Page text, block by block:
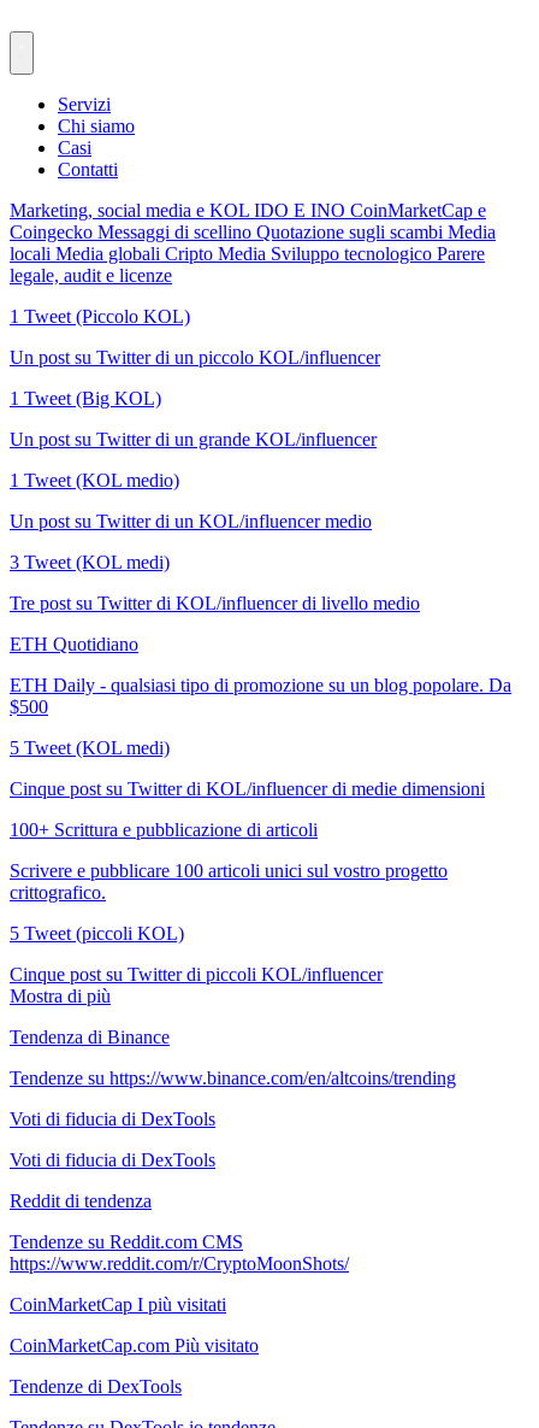
Servizi
Chi siamo
Casi
Contatti
Marketing, social media e KOL IDO E INO CoinMarketCap e
Coingecko Messaggi di scellino Quotazione sugli scambi Media
locali Media globali Cripto Media Sviluppo tecnologico Parere
legale, audit e licenze
1 Tweet (Piccolo KOL)
Un post su Twitter di un piccolo KOL/influencer
1 Tweet (Big KOL)
Un post su Twitter di un grande KOL/influencer
1 Tweet (KOL medio)
Un post su Twitter di un KOL/influencer medio
3 Tweet (KOL medi)
Tre post su Twitter di KOL/influencer di livello medio
ETH Quotidiano
ETH Daily - qualsiasi tipo di promozione su un blog popolare. Da
$500
5 Tweet (KOL medi)
Cinque post su Twitter di KOL/influencer di medie dimensioni
100+ Scrittura e pubblicazione di articoli
Scrivere e pubblicare 100 articoli unici sul vostro progetto
crittografico.
5 Tweet (piccoli KOL)
Cinque post su Twitter di piccoli KOL/influencer
Mostra di più
Tendenza di Binance
Tendenze su https://www.binance.com/en/altcoins/trending
Voti di fiducia di DexTools
Voti di fiducia di DexTools
Reddit di tendenza
Tendenze su Reddit.com CMS
https://www.reddit.com/r/CryptoMoonShots/
CoinMarketCap I più visitati
CoinMarketCap.com Più visitato
Tendenze di DexTools